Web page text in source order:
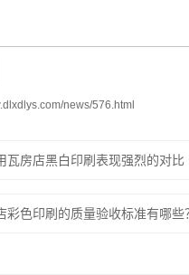
news/576.html
瓦房店黑白印刷表现强烈的对比
彩色印刷的质量验收标准有哪些